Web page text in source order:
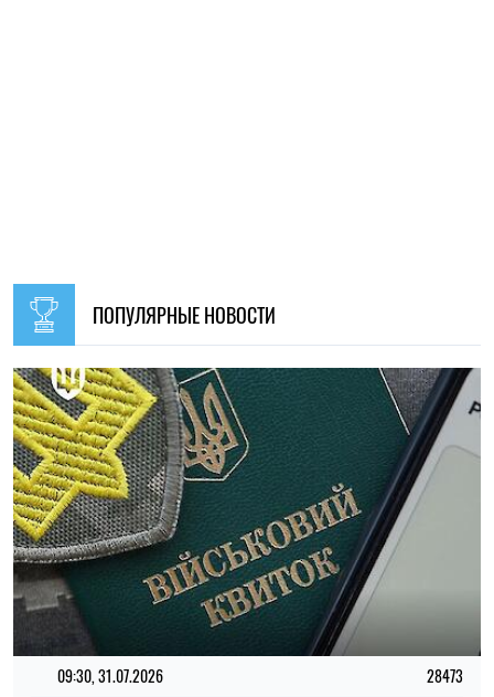
ПОПУЛЯРНЫЕ НОВОСТИ
09:30, 31.07.2026 28473